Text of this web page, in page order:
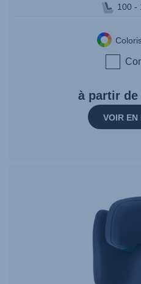
100 -
à partir de
VOIR EN